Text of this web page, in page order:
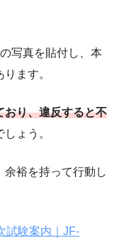
写真を貼付し、本
ます。
おり、違反すると不
ょう。
余裕を持って行動し
試験案内｜JF-